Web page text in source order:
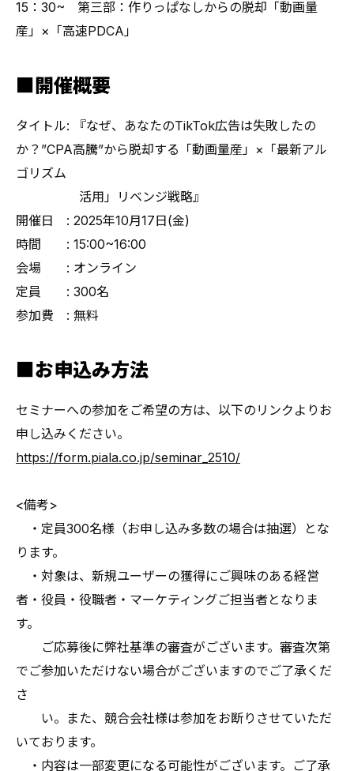
15：30~ 第三部：作りっぱなしからの脱却「動画量
産」×「高速PDCA」
■開催概要
タイトル: 『なぜ、あなたのTikTok広告は失敗したの
か？”CPA高騰”から脱却する「動画量産」×「最新アル
ゴリズム
活用」リベンジ戦略』
開催日 : 2025年10月17日(金)
時間 : 15:00~16:00
会場 : オンライン
定員 : 300名
参加費 : 無料
■お申込み方法
セミナーへの参加をご希望の方は、以下のリンクよりお
申し込みください。
https://form.piala.co.jp/seminar_2510/
<備考>
・定員300名様（お申し込み多数の場合は抽選）とな
ります。
・対象は、新規ユーザーの獲得にご興味のある経営
者・役員・役職者・マーケティングご担当者となりま
す。
ご応募後に弊社基準の審査がございます。審査次第
でご参加いただけない場合がございますのでご了承くだ
さ
い。また、競合会社様は参加をお断りさせていただ
いております。
・内容は一部変更になる可能性がございます。ご了承